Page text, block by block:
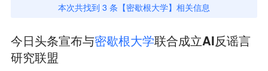
本次共找到 3 条【密歇根大学】相关信息
今日头条宣布与密歇根大学联合成立AI反谣言
研究联盟